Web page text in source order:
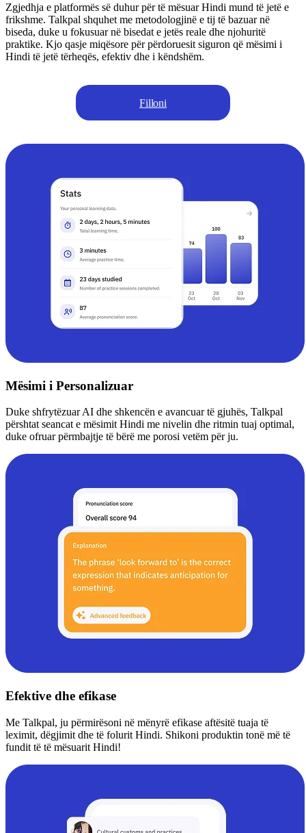
Zgjedhja e platformës së duhur për të mësuar Hindi mund të jetë e
frikshme. Talkpal shquhet me metodologjinë e tij të bazuar në
biseda, duke u fokusuar në bisedat e jetës reale dhe njohuritë
praktike. Kjo qasje miqësore për përdoruesit siguron që mësimi i
Hindi të jetë tërheqës, efektiv dhe i këndshëm.
Filloni
Mësimi i Personalizuar
Duke shfrytëzuar AI dhe shkencën e avancuar të gjuhës, Talkpal
përshtat seancat e mësimit Hindi me nivelin dhe ritmin tuaj optimal,
duke ofruar përmbajtje të bërë me porosi vetëm për ju.
Efektive dhe efikase
Me Talkpal, ju përmirësoni në mënyrë efikase aftësitë tuaja të
leximit, dëgjimit dhe të folurit Hindi. Shikoni produktin tonë më të
fundit të të mësuarit Hindi!